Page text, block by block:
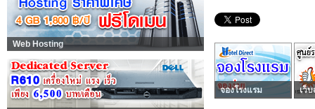
Web Hosting
จองโรงแรม เว็บ